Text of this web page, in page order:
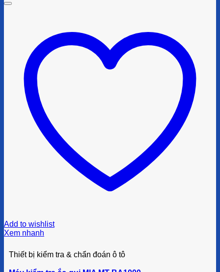
Add to wishlist
Xem nhanh
Thiết bị kiểm tra & chẩn đoán ô tô